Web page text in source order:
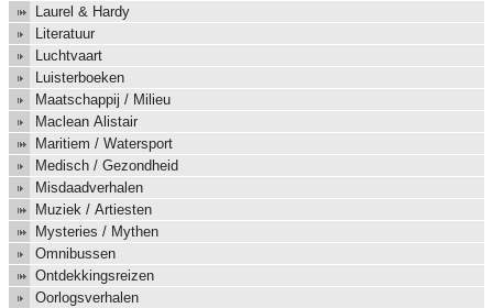
Laurel & Hardy
Literatuur
Luchtvaart
Luisterboeken
Maatschappij / Milieu
Maclean Alistair
Maritiem / Watersport
Medisch / Gezondheid
Misdaadverhalen
Muziek / Artiesten
Mysteries / Mythen
Omnibussen
Ontdekkingsreizen
Oorlogsverhalen